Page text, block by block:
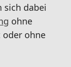
sich dabei
ohne
ohne